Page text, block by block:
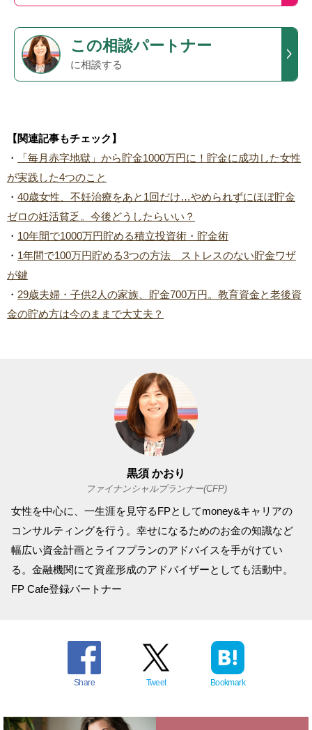
この相談パートナー
に相談する
【関連記事もチェック】
・
「毎月赤字地獄」から貯金1000万円に！貯金に成功した女性
が実践した4つのこと
・ 40歳女性、不妊治療をあと1回だけ…やめられずにほぼ貯金
ゼロの妊活貧乏。今後どうしたらいい？
・ 10年間で1000万円貯める積立投資術・貯金術
・ 1年間で100万円貯める3つの方法 ストレスのない貯金ワザ
が鍵
・ 29歳夫婦・子供2人の家族、貯金700万円。教育資金と老後資
金の貯め方は今のままで大丈夫？
黒須 かおり
ファイナンシャルプランナー(CFP)
女性を中心に、一生涯を見守るFPとしてmoney&キャリアの
コンサルティングを行う。幸せになるためのお金の知識など
幅広い資金計画とライフプランのアドバイスを手がけてい
る。金融機関にて資産形成のアドバイザーとしても活動中。
FP Cafe登録パートナー
Share Tweet Bookmark